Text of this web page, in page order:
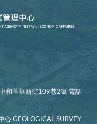
和區華新街109巷2號 電話
GEOLOGICAL SURVEY